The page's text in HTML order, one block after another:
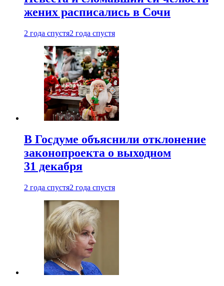
жених расписались в Сочи
2 года спустя2 года спустя
В Госдуме объяснили отклонение
законопроекта о выходном
31 декабря
2 года спустя2 года спустя